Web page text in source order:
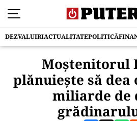
DEZVALUIRIACTUALITATEPOLITICĂ
Moștenitorul
plănuiește să dea
miliarde de